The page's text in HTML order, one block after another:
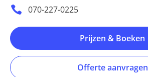
070-227-0225
Prijzen & Boeken
Offerte aanvragen